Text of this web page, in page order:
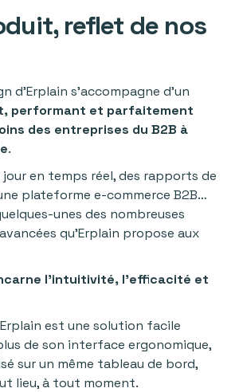
reflet de nos
d’Erplain s’accompagne d’un
performant et parfaitement
des entreprises du B2B à
.
jour en temps réel, des rapports de
plateforme e-commerce B2B…
unes des nombreuses
qu’Erplain propose aux
l'intuitivité, l’efficacité et
est une solution facile
de son interface ergonomique,
sur un même tableau de bord,
lieu, à tout moment.